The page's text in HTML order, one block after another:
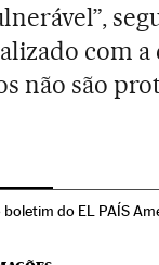
com a
não são
boletim do EL PAÍS